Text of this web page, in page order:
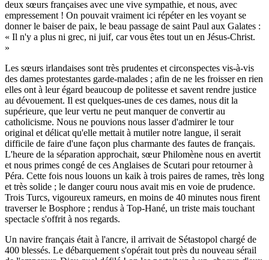
deux sœurs françaises avec une vive sympathie, et nous, avec
empressement ! On pouvait vraiment ici répéter en les voyant se
donner le baiser de paix, le beau passage de saint Paul aux Galates :
« Il n'y a plus ni grec, ni juif, car vous êtes tout un en Jésus-Christ.
»
Les sœurs irlandaises sont très prudentes et circonspectes vis-à-vis
des dames protestantes garde-malades ; afin de ne les froisser en rien
elles ont à leur égard beaucoup de politesse et savent rendre justice
au dévouement. Il est quelques-unes de ces dames, nous dit la
supérieure, que leur vertu ne peut manquer de convertir au
catholicisme. Nous ne pouvions nous lasser d'admirer le tour
original et délicat qu'elle mettait à mutiler notre langue, il serait
difficile de faire d'une façon plus charmante des fautes de français.
L'heure de la séparation approchait, sœur Philomène nous en avertit
et nous primes congé de ces Anglaises de Scutari pour retourner à
Péra. Cette fois nous louons un kaik à trois paires de rames, très long
et très solide ; le danger couru nous avait mis en voie de prudence.
Trois Turcs, vigoureux rameurs, en moins de 40 minutes nous firent
traverser le Bosphore ; rendus à Top-Hané, un triste mais touchant
spectacle s'offrit à nos regards.
Un navire français était à l'ancre, il arrivait de Sétastopol chargé de
400 blessés. Le débarquement s'opérait tout près du nouveau sérail